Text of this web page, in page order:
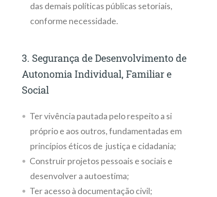
das demais políticas públicas setoriais,
conforme necessidade.
3. Segurança de Desenvolvimento de
Autonomia Individual, Familiar e
Social
Ter vivência pautada pelo respeito a si
próprio e aos outros, fundamentadas em
princípios éticos de justiça e cidadania;
Construir projetos pessoais e sociais e
desenvolver a autoestima;
Ter acesso à documentação civil;